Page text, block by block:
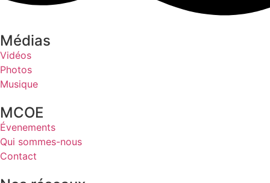
Médias
Vidéos
Photos
Musique
MCOE
Évenements
Qui sommes-nous
Contact